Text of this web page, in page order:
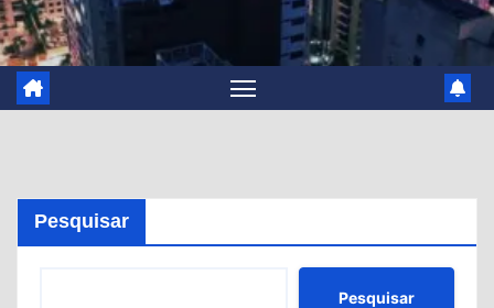
Pesquisar
Pesquisar